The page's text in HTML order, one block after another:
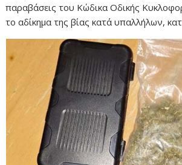
παραβάσεις του Κώδικα Οδικής
το αδίκημα της βίας κατά υπαλλήλων,